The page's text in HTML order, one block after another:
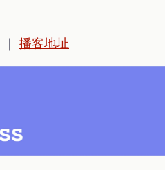
｜ 播客地址